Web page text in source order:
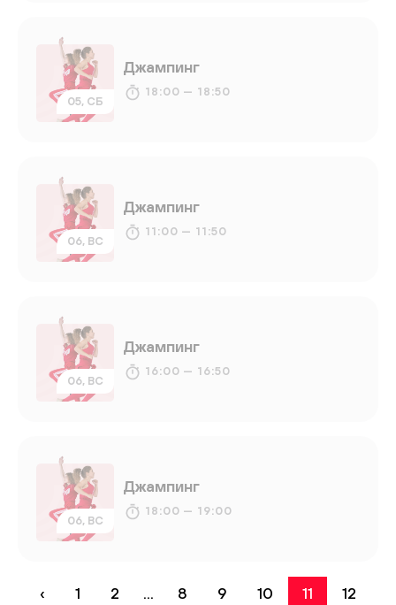
05, СБ
Джампинг
18:00 — 18:50
06, ВС
Джампинг
11:00 — 11:50
06, ВС
Джампинг
16:00 — 16:50
06, ВС
Джампинг
18:00 — 19:00
‹ 1 2 ... 8 9 10 11
12